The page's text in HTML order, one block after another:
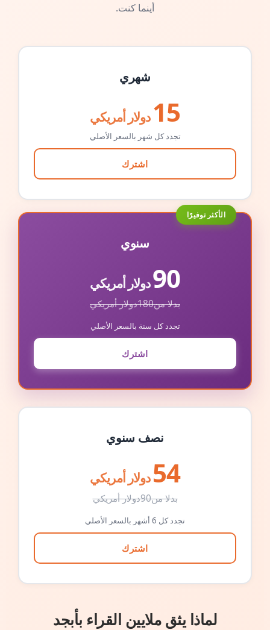
أينما كنت.
شهري
15 دولار أمريكي
تجدد كل شهر بالسعر الأصلي
اشترك
الأكثر توفيرًا
سنوي
90دولار أمريكي
بدلا من180دولار أمريكي
تجدد كل سنة بالسعر الأصلي
اشترك
نصف سنوي
54 دولار أمريكي
بدلا من90دولار أمريكي
تجدد كل 6 أشهر بالسعر الأصلي
اشترك
لماذا يثق ملايين القراء بأبجد